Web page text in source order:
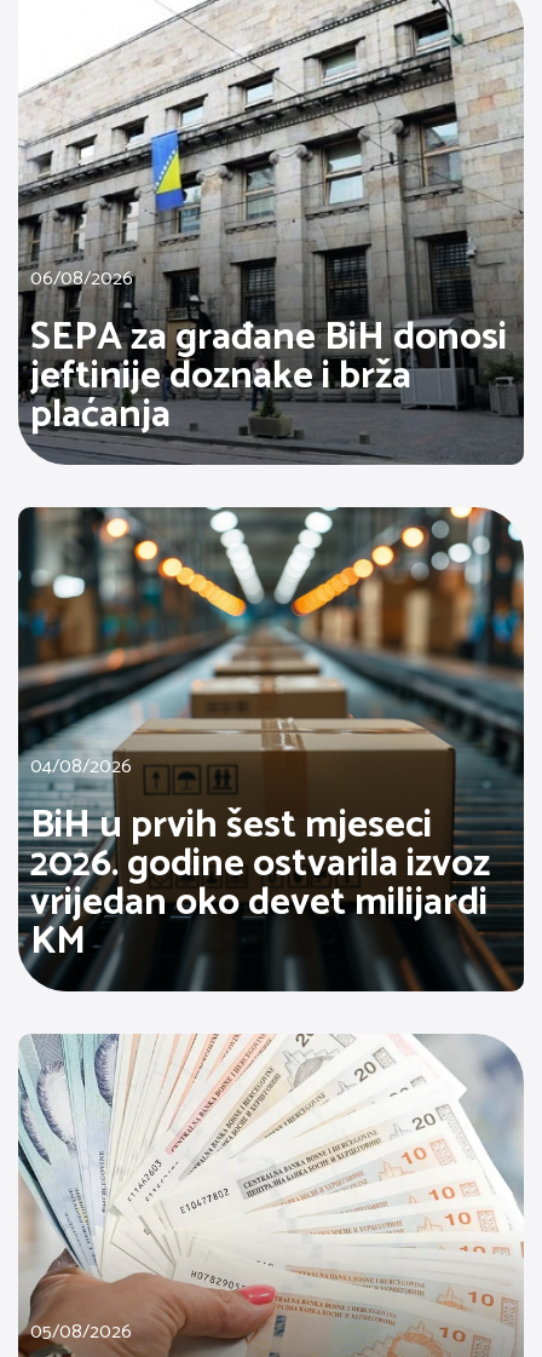
06/08/2026
SEPA za građane BiH donosi
jeftinije doznake i brža
plaćanja
04/08/2026
BiH u prvih šest mjeseci
2026. godine ostvarila izvoz
vrijedan oko devet milijardi
KM
05/08/2026